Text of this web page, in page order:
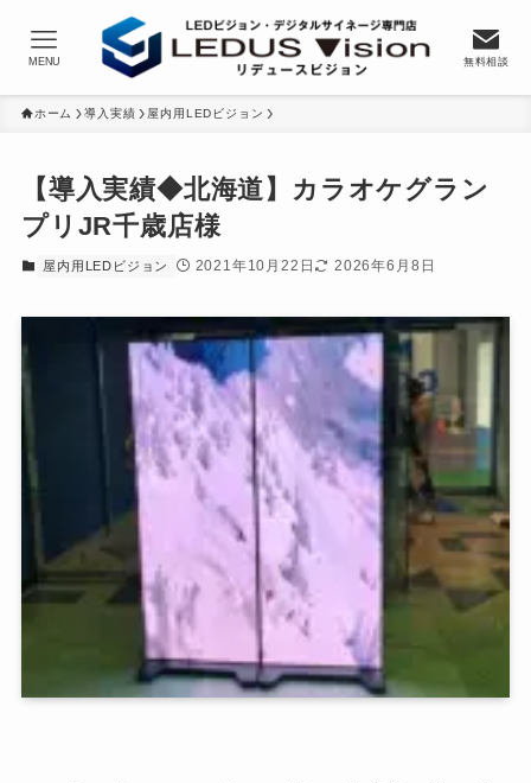
無料相談
MENU
ホーム 導入実績 屋内用LEDビジョン
【導入実績◆北海道】カラオケグラン
プリJR千歳店様
屋内用LEDビジョン 2021年10月22日 2026年6月8日